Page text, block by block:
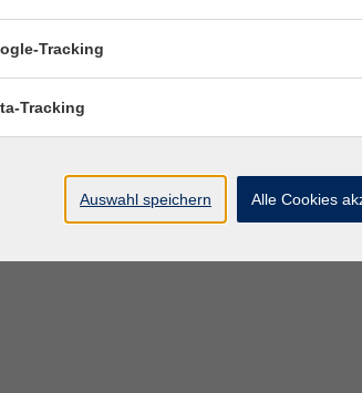
Tracking
Tracking
Auswahl speichern Alle Cookies